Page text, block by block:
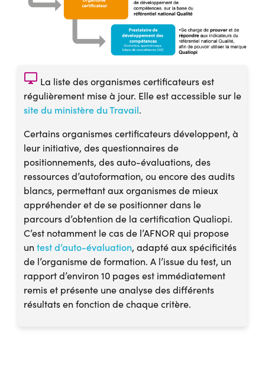
desktop_windows La liste des organismes certificateurs est
régulièrement mise à jour. Elle est accessible sur le
site du ministère du Travail.
Certains organismes certificateurs développent, à
leur initiative, des questionnaires de
positionnements, des auto-évaluations, des
ressources d’autoformation, ou encore des audits
blancs, permettant aux organismes de mieux
appréhender et de se positionner dans le
parcours d’obtention de la certification Qualiopi.
C’est notamment le cas de l’AFNOR qui propose
un test d’auto-évaluation, adapté aux spécificités
de l’organisme de formation. A l’issue du test, un
rapport d’environ 10 pages est immédiatement
remis et présente une analyse des différents
résultats en fonction de chaque critère.